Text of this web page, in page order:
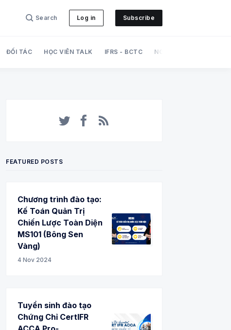
Search Log in Subscribe
ĐỐI TÁC HỌC VIÊN TALK IFRS - BCTC NGHIỆP VỤ
FEATURED POSTS
Chương trình đào tạo:
Kế Toán Quản Trị
Chiến Lược Toàn Diện
MS101 (Bông Sen
Vàng)
4 Nov 2024
Tuyển sinh đào tạo
Chứng Chỉ CertIFR